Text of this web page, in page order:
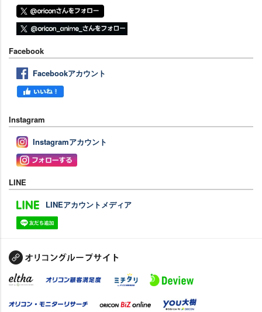
Facebook
Facebookアカウント
Instagram
Instagramアカウント
LINE
LINEアカウントメディア